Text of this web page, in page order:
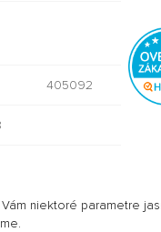
405092
niektoré parametre